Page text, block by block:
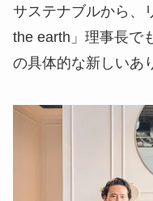
サステナブルから、
the earth」理事長で
の具体的な新しいあ